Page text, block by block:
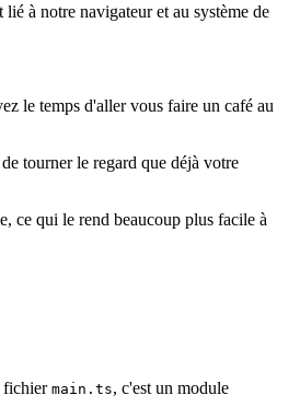
à notre navigateur et au système de
le temps d'aller vous faire un café au
tourner le regard que déjà votre
ce qui le rend beaucoup plus facile à
fichier main.ts, c'est un module